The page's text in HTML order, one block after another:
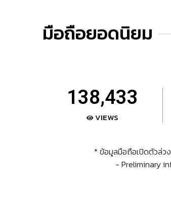
มือถือยอดนิยม
138,433
VIEWS
* ข้อมูลมือถือเปิดตัวล่ว
- Preliminary